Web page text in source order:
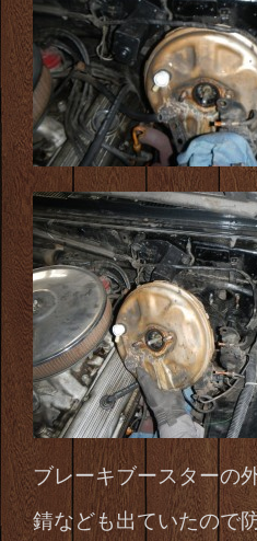
ブレーキブースターの
錆なども出ていたので